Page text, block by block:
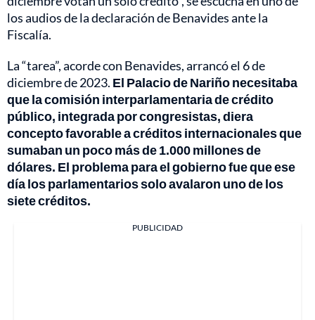
los audios de la declaración de Benavides ante la
Fiscalía.
La “tarea”, acorde con Benavides, arrancó el 6 de
diciembre de 2023. El Palacio de Nariño necesitaba
que la comisión interparlamentaria de crédito
público, integrada por congresistas, diera
concepto favorable a créditos internacionales que
sumaban un poco más de 1.000 millones de
dólares. El problema para el gobierno fue que ese
día los parlamentarios solo avalaron uno de los
siete créditos.
PUBLICIDAD